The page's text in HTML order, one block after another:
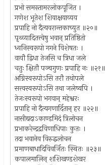
प्रभो समस्तामरलोकपूजित ।
गणेश भूतेश शिवाक्षयाव्यय
प्रपाहि नो दैत्यवरान्तकाच्युत ॥२०॥
पृथ्व्यादितत्त्वेषु भवान् प्रतिष्ठितो
ध्वनिस्वरूपो गगने विशेषतः ।
वायौ द्विधा तेजसि च त्रिधा जले
चतुः क्षितौ पञ्चगुणः प्रपाहि नः ॥२१॥
अग्निस्वरूपोऽसि तरौ तथोपले
सत्त्वस्वरूपोऽसि तथा जलेष्वपि ।
तेजःस्वरूपो भगवान् महेश्वरः
प्रपाहि नो दैत्यगणार्दितान् हर ॥२२॥
नासीद्यदाऽकाण्डमिदं त्रिलोचन
प्रभाकरेन्द्रद्रविणाधिपाः कुतः ।
तदा भवानेव विरुद्धलोचन
प्रमाणबाधादिविवर्जितः स्थितः ॥२३॥
कपालमालिन् शशिखण्डशेखर